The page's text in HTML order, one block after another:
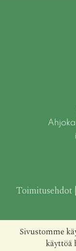
Toimitusehdot |
Sivustomme
käyttöä